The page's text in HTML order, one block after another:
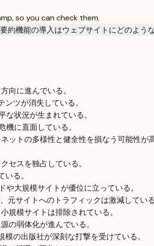
so you can check them.
約機能の導入はウェブサイトにどのよう
向に進んでいる。
ツが消失している。
状況が生まれている。
に直面している。
トの多様性と健全性を損なう可能性が高
セスを独占している。
る。
大規模サイトが優位に立っている。
サイトへのトラフィックは激減している
規模サイトは排除されている。
の弱体化が進んでいる。
の出版社が深刻な打撃を受けている。